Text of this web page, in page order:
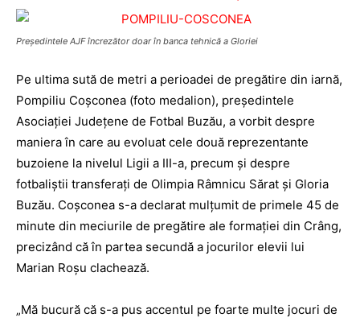
Preşedintele AJF încrezător doar în banca tehnică a Gloriei
Pe ultima sută de metri a perioadei de pregătire din iarnă,
Pompiliu Coşconea (foto medalion), preşedintele
Asociaţiei Jude­ţene de Fotbal Buzău, a vorbit despre
maniera în care au evoluat cele două reprezentante
buzoiene la nivelul Ligii a III-a, precum şi despre
fotbaliştii transferaţi de Olimpia Râmnicu Sărat şi Gloria
Buzău. Coşconea s-a declarat mulţumit de primele 45 de
minute din meciurile de pregătire ale formaţiei din Crâng,
precizând că în partea secundă a jocurilor elevii lui
Marian Roşu clachează.
„Mă bucură că s-a pus accentul pe foarte multe jocuri de